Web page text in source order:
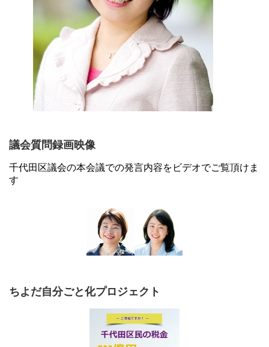
議会質問録画映像
千代田区議会の本会議での発言内容をビデオでご覧頂けま
す
ちよだ自分ごと化プロジェクト